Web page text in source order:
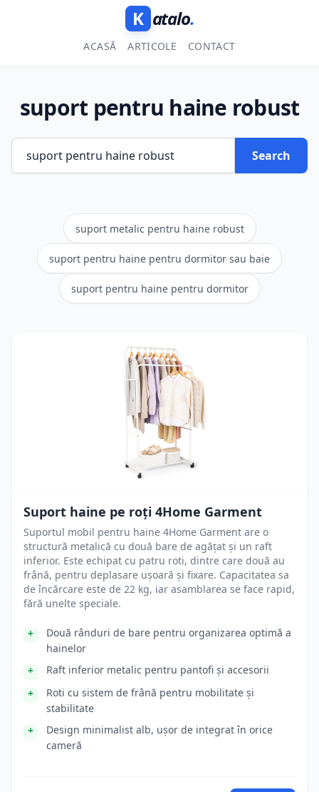
K atalo.
ACASĂ ARTICOLE CONTACT
suport pentru haine robust
Search
suport metalic pentru haine robust
suport pentru haine pentru dormitor sau baie
suport pentru haine pentru dormitor
Suport haine pe roți 4Home Garment
Suportul mobil pentru haine 4Home Garment are o
structură metalică cu două bare de agățat și un raft
inferior. Este echipat cu patru roti, dintre care două au
frână, pentru deplasare ușoară și fixare. Capacitatea sa
de încărcare este de 22 kg, iar asamblarea se face rapid,
fără unelte speciale.
Două rânduri de bare pentru organizarea optimă a
hainelor
Raft inferior metalic pentru pantofi și accesorii
Roti cu sistem de frână pentru mobilitate și
stabilitate
Design minimalist alb, ușor de integrat în orice
cameră